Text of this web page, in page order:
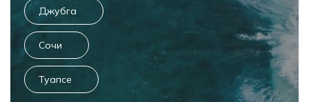
Джубга
Сочи
Туапсе